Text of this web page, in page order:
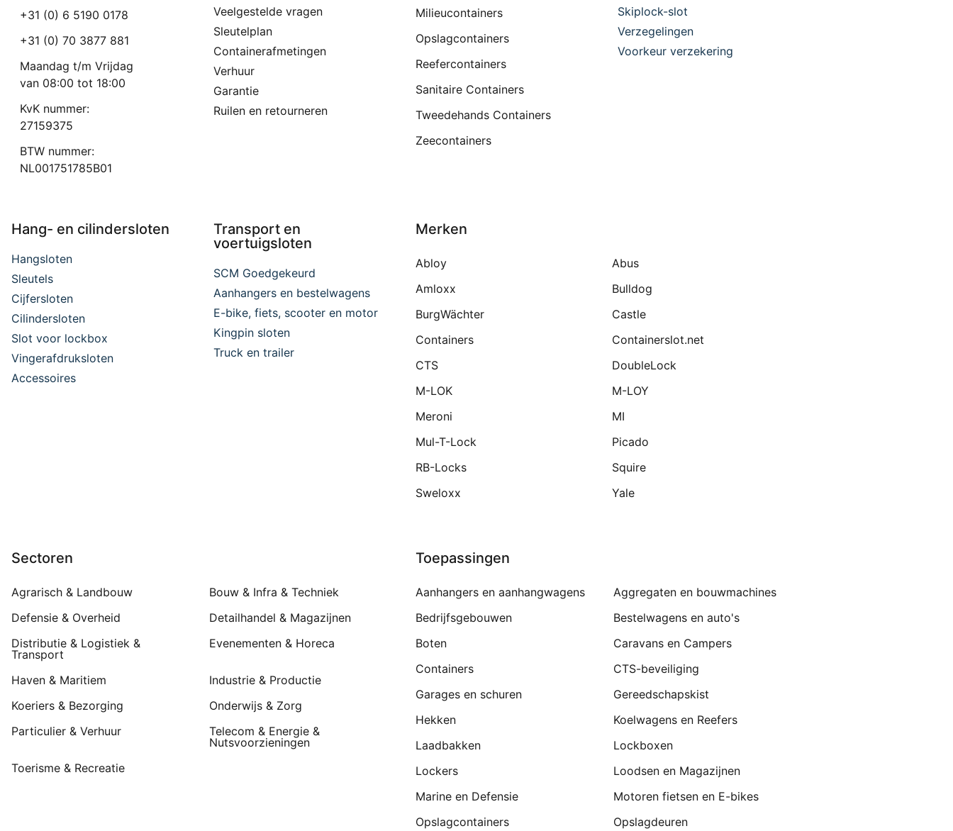
+31 (0) 6 5190 0178
+31 (0) 70 3877 881
Maandag t/m Vrijdag
van 08:00 tot 18:00
KvK nummer:
27159375
BTW nummer:
NL001751785B01
Veelgestelde vragen
Sleutelplan
Containerafmetingen
Verhuur
Garantie
Ruilen en retourneren
Milieucontainers
Opslagcontainers
Reefercontainers
Sanitaire Containers
Tweedehands Containers
Zeecontainers
Skiplock-slot
Verzegelingen
Voorkeur verzekering
Hang- en cilindersloten
Hangsloten
Sleutels
Cijfersloten
Cilindersloten
Slot voor lockbox
Vingerafdruksloten
Accessoires
Transport en
voertuigsloten
SCM Goedgekeurd
Aanhangers en bestelwagens
E-bike, fiets, scooter en motor
Kingpin sloten
Truck en trailer
Merken
Abloy
Abus
Amloxx
Bulldog
BurgWächter
Castle
Containers
Containerslot.net
CTS
DoubleLock
M-LOK
M-LOY
Meroni
MI
Mul-T-Lock
Picado
RB-Locks
Squire
Sweloxx
Yale
Sectoren
Agrarisch & Landbouw
Bouw & Infra & Techniek
Defensie & Overheid
Detailhandel & Magazijnen
Distributie & Logistiek &
Transport
Evenementen & Horeca
Haven & Maritiem
Industrie & Productie
Koeriers & Bezorging
Onderwijs & Zorg
Particulier & Verhuur
Telecom & Energie &
Nutsvoorzieningen
Toerisme & Recreatie
Toepassingen
Aanhangers en aanhangwagens
Aggregaten en bouwmachines
Bedrijfsgebouwen
Bestelwagens en auto's
Boten
Caravans en Campers
Containers
CTS-beveiliging
Garages en schuren
Gereedschapskist
Hekken
Koelwagens en Reefers
Laadbakken
Lockboxen
Lockers
Loodsen en Magazijnen
Marine en Defensie
Motoren fietsen en E-bikes
Opslagcontainers
Opslagdeuren